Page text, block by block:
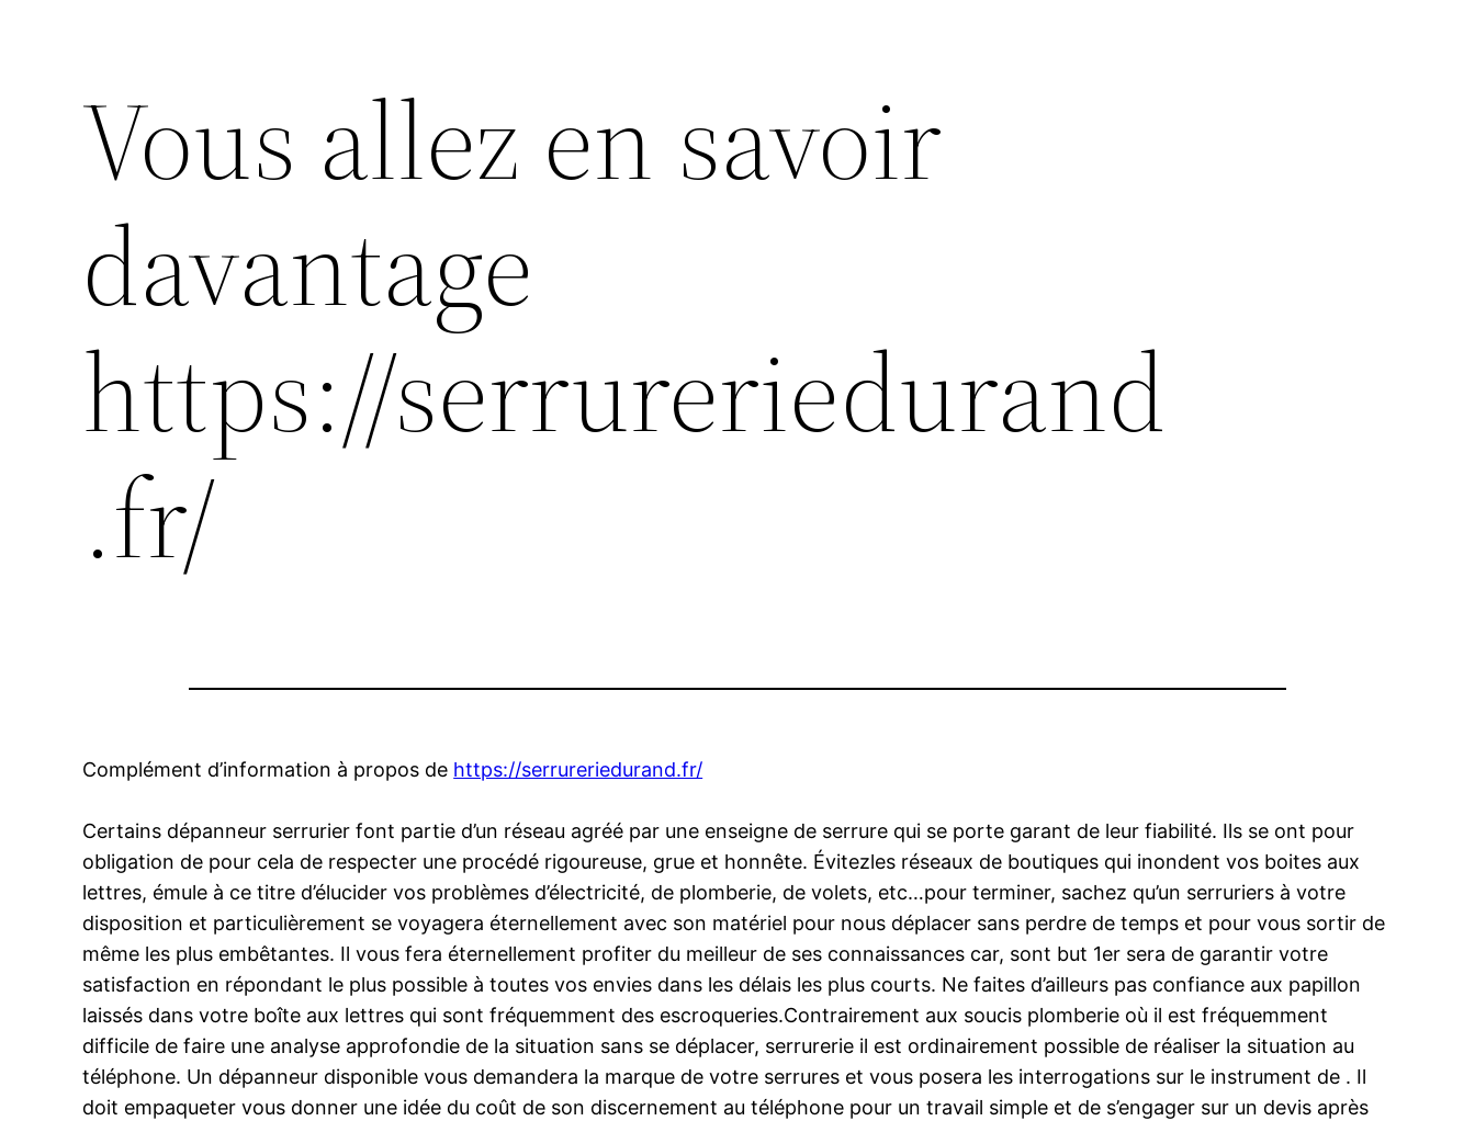
Vous allez en savoir
davantage
https://serrureriedurand
.fr/
Complément d’information à propos de https://serrureriedurand.fr/
Certains dépanneur serrurier font partie d’un réseau agréé par une enseigne de serrure qui se porte garant de leur fiabilité. Ils se ont pour
obligation de pour cela de respecter une procédé rigoureuse, grue et honnête. Évitezles réseaux de boutiques qui inondent vos boites aux
lettres, émule à ce titre d’élucider vos problèmes d’électricité, de plomberie, de volets, etc…pour terminer, sachez qu’un serruriers à votre
disposition et particulièrement se voyagera éternellement avec son matériel pour nous déplacer sans perdre de temps et pour vous sortir de
même les plus embêtantes. Il vous fera éternellement profiter du meilleur de ses connaissances car, sont but 1er sera de garantir votre
satisfaction en répondant le plus possible à toutes vos envies dans les délais les plus courts. Ne faites d’ailleurs pas confiance aux papillon
laissés dans votre boîte aux lettres qui sont fréquemment des escroqueries.Contrairement aux soucis plomberie où il est fréquemment
difficile de faire une analyse approfondie de la situation sans se déplacer, serrurerie il est ordinairement possible de réaliser la situation au
téléphone. Un dépanneur disponible vous demandera la marque de votre serrures et vous posera les interrogations sur le instrument de . Il
doit empaqueter vous donner une idée du coût de son discernement au téléphone pour un travail simple et de s’engager sur un devis après